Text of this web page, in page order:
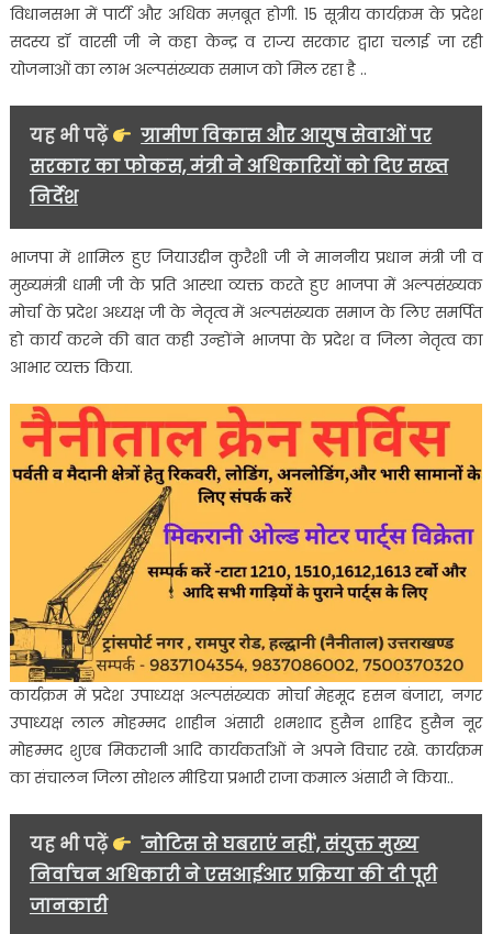
विधानसभा में पार्टी और अधिक मज़बूत होगी. 15 सूत्रीय कार्यक्रम के प्रदेश
सदस्य डॉ वारसी जी ने कहा केन्द्र व राज्य सरकार द्वारा चलाई जा रही
योजनाओं का लाभ अल्पसंख्यक समाज को मिल रहा है ..
यह भी पढ़ें
ग्रामीण विकास और आयुष सेवाओं पर
सरकार का फोकस, मंत्री ने अधिकारियों को दिए सख्त
निर्देश
भाजपा में शामिल हुए जियाउद्दीन कुरैशी जी ने माननीय प्रधान मंत्री जी व
मुख्यमंत्री धामी जी के प्रति आस्था व्यक्त करते हुए भाजपा में अल्पसंख्यक
मोर्चा के प्रदेश अध्यक्ष जी के नेतृत्व में अल्पसंख्यक समाज के लिए समर्पित
हो कार्य करने की बात कही उन्होंने भाजपा के प्रदेश व जिला नेतृत्व का
आभार व्यक्त किया.
कार्यक्रम में प्रदेश उपाध्यक्ष अल्पसंख्यक मोर्चा मेहमूद हसन बंजारा, नगर
उपाध्यक्ष लाल मोहम्मद शाहीन अंसारी शमशाद हुसैन शाहिद हुसैन नूर
मोहम्मद शुएब मिकरानी आदि कार्यकर्ताओं ने अपने विचार रखे. कार्यक्रम
का संचालन जिला सोशल मीडिया प्रभारी राजा कमाल अंसारी ने किया..
यह भी पढ़ें
'नोटिस से घबराएं नहीं', संयुक्त मुख्य
निर्वाचन अधिकारी ने एसआईआर प्रक्रिया की दी पूरी
जानकारी